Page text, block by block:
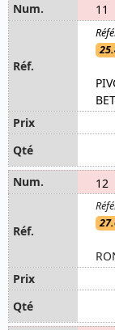
11
12